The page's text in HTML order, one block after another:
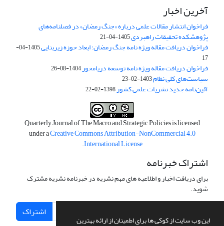
این وب سایت از کوکی ها برای اطمینان از ارائه بهترین
آخرین اخبار
فراخوان انتشار مقالات علمی درباره «جنگ رمضان» در فصلنامه‌های
پژوهشکده تحقیقات راهبردی1405-04-21
فراخوان دریافت مقاله ویژه نامه جنگ رمضان؛ ابعاد حوزه زیربنایی
1405-04-
17
فراخوان دریافت مقاله ویژه نامه توسعه دریامحور1404-08-26
سیاست‌های کلی نظام1403-02-23
آئین‌نامه جدید نشریات علمی کشور1398-02-22
Quarterly Journal of The Macro and Strategic Policies is licensed
under aCreative Commons Attribution-NonCommercial 4.0
International License
.
اشتراک خبرنامه
برای دریافت اخبار و اطلاعیه های مهم نشریه در خبرنامه نشریه مشترک
شوید.
اشتراک